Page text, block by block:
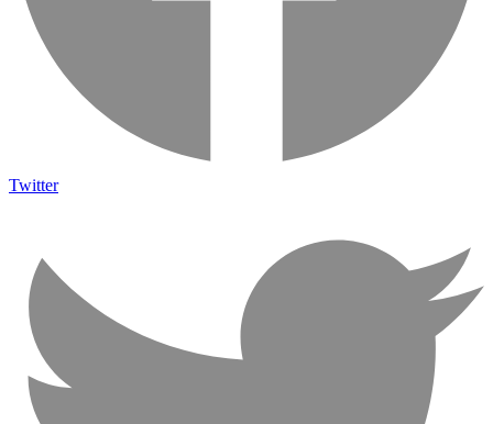
Twitter